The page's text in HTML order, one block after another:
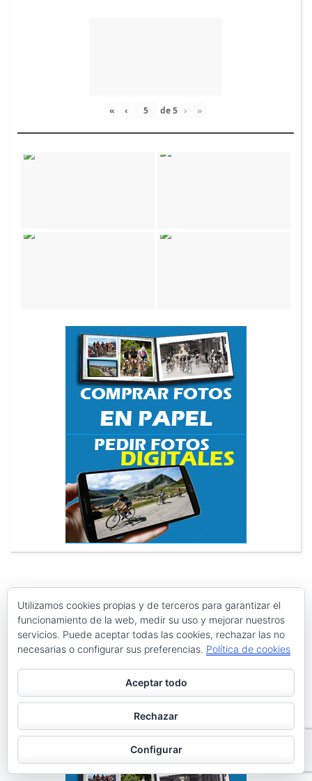
« ‹ de5 › »
Search
for:
Search
Galerías de imágenes
Política de privacidad
Utilizamos cookies propias y de terceros para garantizar el
funcionamiento de la web, medir su uso y mejorar nuestros
servicios. Puede aceptar todas las cookies, rechazar las no
necesarias o configurar sus preferencias. Política de cookies
Aceptar todo
Rechazar
Configurar